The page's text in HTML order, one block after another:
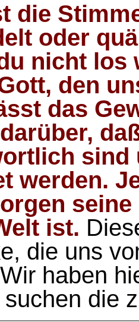
die
oder
nicht los
den
das
sind
werden.
ist.
die uns
haben
die